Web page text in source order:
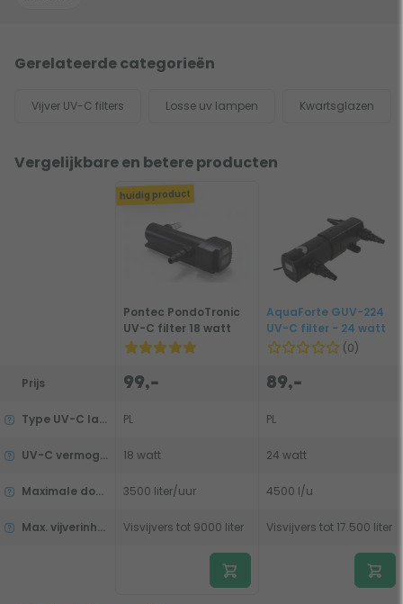
Gerelateerde categorieën
Vijver UV-C filters Losse uv lampen Kwartsglazen
Vergelijkbare en betere producten
Prijs
Type UV-C lamp
UV-C vermogen
Maximale doorstroming
Max. vijverinhoud (visvijver)
huidig product
Pontec PondoTronic
UV-C filter 18 watt
99,-
PL
18 watt
3500 liter/uur
Visvijvers tot 9000 liter
AquaForte GUV-224
UV-C filter - 24 watt
(0)
89,-
PL
24 watt
4500 l/u
Visvijvers tot 17.500 liter